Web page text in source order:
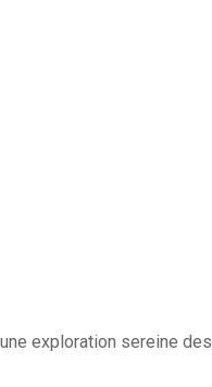
exploration sereine